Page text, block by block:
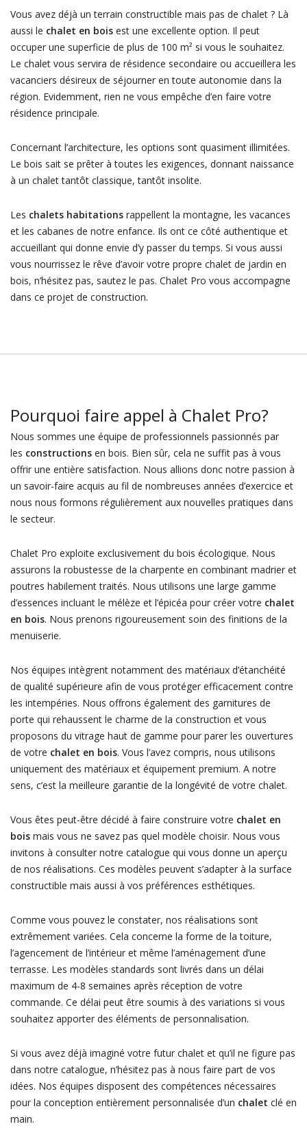
Vous avez déjà un terrain constructible mais pas de chalet ? Là
aussi le chalet en boisest une excellente option. Il peut
occuper une superficie de plus de 100 m² si vous le souhaitez.
Le chalet vous servira de résidence secondaire ou accueillera les
vacanciers désireux de séjourner en toute autonomie dans la
région. Evidemment, rien ne vous empêche d’en faire votre
résidence principale.
Concernant l’architecture, les options sont quasiment illimitées.
Le bois sait se prêter à toutes les exigences, donnant naissance
à un chalet tantôt classique, tantôt insolite.
Les chalets habitationsrappellent la montagne, les vacances
et les cabanes de notre enfance. Ils ont ce côté authentique et
accueillant qui donne envie d’y passer du temps. Si vous aussi
vous nourrissez le rêve d’avoir votre propre chalet de jardin en
bois, n’hésitez pas, sautez le pas. Chalet Pro vous accompagne
dans ce projet de construction.
Pourquoi faire appel à Chalet Pro?
Nous sommes une équipe de professionnels passionnés par
les constructionsen bois. Bien sûr, cela ne suffit pas à vous
offrir une entière satisfaction. Nous allions donc notre passion à
un savoir-faire acquis au fil de nombreuses années d’exercice et
nous nous formons régulièrement aux nouvelles pratiques dans
le secteur.
Chalet Pro exploite exclusivement du bois écologique. Nous
assurons la robustesse de la charpente en combinant madrier et
poutres habilement traités. Nous utilisons une large gamme
d’essences incluant le mélèze et l’épicéa pour créer votre chalet
en bois. Nous prenons rigoureusement soin des finitions de la
menuiserie.
Nos équipes intègrent notamment des matériaux d’étanchéité
de qualité supérieure afin de vous protéger efficacement contre
les intempéries. Nous offrons également des garnitures de
porte qui rehaussent le charme de la construction et vous
proposons du vitrage haut de gamme pour parer les ouvertures
de votre chalet en bois. Vous l’avez compris, nous utilisons
uniquement des matériaux et équipement premium. A notre
sens, c’est la meilleure garantie de la longévité de votre chalet.
Vous êtes peut-être décidé à faire construire votre chalet en
boismais vous ne savez pas quel modèle choisir. Nous vous
invitons à consulter notre catalogue qui vous donne un aperçu
de nos réalisations. Ces modèles peuvent s’adapter à la surface
constructible mais aussi à vos préférences esthétiques.
Comme vous pouvez le constater, nos réalisations sont
extrêmement variées. Cela concerne la forme de la toiture,
l’agencement de l’intérieur et même l’aménagement d’une
terrasse. Les modèles standards sont livrés dans un délai
maximum de 4-8 semaines après réception de votre
commande. Ce délai peut être soumis à des variations si vous
souhaitez apporter des éléments de personnalisation.
Si vous avez déjà imaginé votre futur chalet et qu’il ne figure pas
dans notre catalogue, n’hésitez pas à nous faire part de vos
idées. Nos équipes disposent des compétences nécessaires
pour la conception entièrement personnalisée d’un chalet clé en
main.